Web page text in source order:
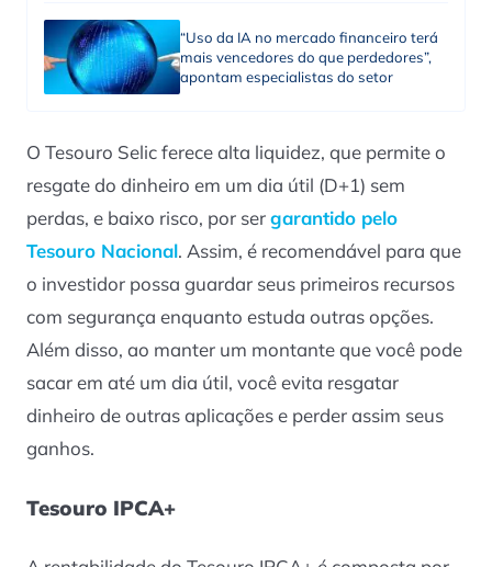
“Uso da IA no mercado financeiro terá
mais vencedores do que perdedores”,
apontam especialistas do setor
O Tesouro Selic ferece alta liquidez, que permite o
resgate do dinheiro em um dia útil (D+1) sem
perdas, e baixo risco, por sergarantido pelo
Tesouro Nacional. Assim, é recomendável para que
o investidor possa guardar seus primeiros recursos
com segurança enquanto estuda outras opções.
Além disso, ao manter um montante que você pode
sacar em até um dia útil, você evita resgatar
dinheiro de outras aplicações e perder assim seus
ganhos.
Tesouro IPCA+